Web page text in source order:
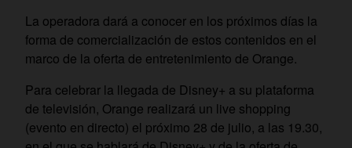
La operadora dará a conocer en los próximos días la
forma de comercialización de estos contenidos en el
marco de la oferta de entretenimiento de Orange.
Para celebrar la llegada de Disney+ a su plataforma
de televisión, Orange realizará un live shopping
(evento en directo) el próximo 28 de julio, a las 19.30,